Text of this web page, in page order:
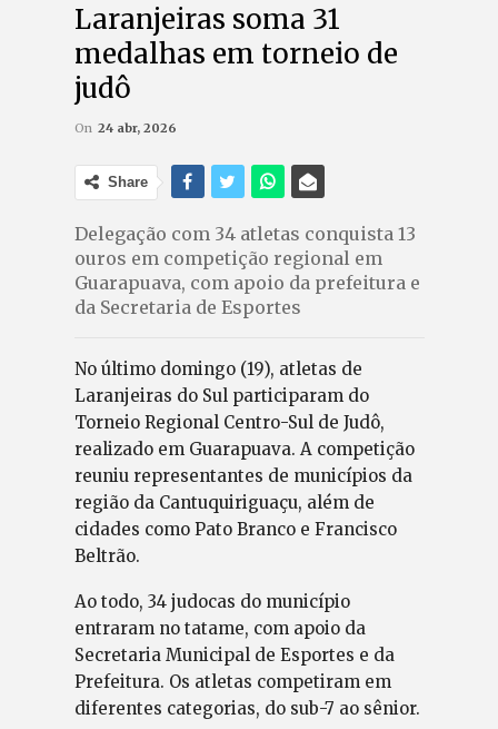
Laranjeiras soma 31
medalhas em torneio de
judô
On 24 abr, 2026
Share
Delegação com 34 atletas conquista 13
ouros em competição regional em
Guarapuava, com apoio da prefeitura e
da Secretaria de Esportes
No último domingo (19), atletas de
Laranjeiras do Sul participaram do
Torneio Regional Centro-Sul de Judô,
realizado em Guarapuava. A competição
reuniu representantes de municípios da
região da Cantuquiriguaçu, além de
cidades como Pato Branco e Francisco
Beltrão.
Ao todo, 34 judocas do município
entraram no tatame, com apoio da
Secretaria Municipal de Esportes e da
Prefeitura. Os atletas competiram em
diferentes categorias, do sub-7 ao sênior.